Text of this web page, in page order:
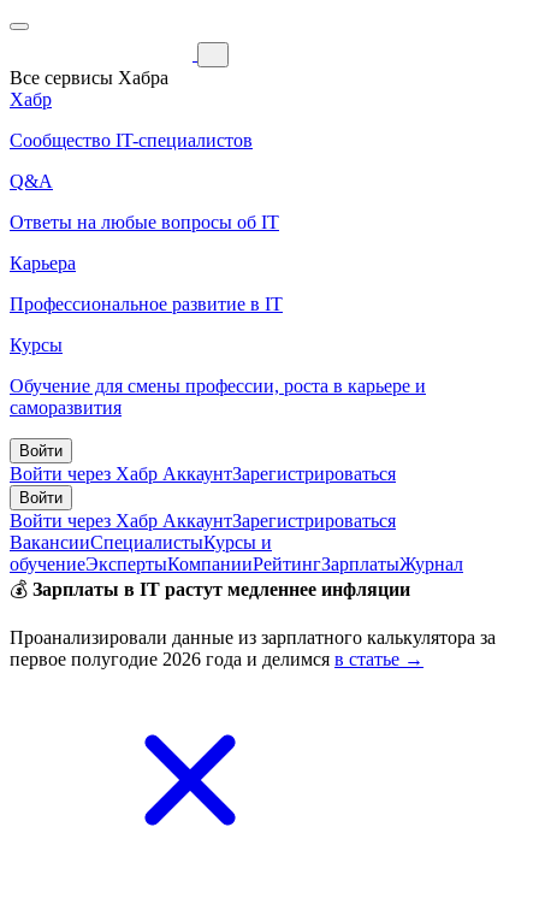
Все сервисы Хабра
Хабр
Сообщество IT-специалистов
Q&A
Ответы на любые вопросы об IT
Карьера
Профессиональное развитие в IT
Курсы
Обучение для смены профессии, роста в карьере и
саморазвития
Войти
Войти через Хабр АккаунтЗарегистрироваться
Войти
Войти через Хабр АккаунтЗарегистрироваться
ВакансииСпециалистыКурсы и
обучениеЭкспертыКомпанииРейтингЗарплатыЖурнал
💰 Зарплаты в IT растут медленнее инфляции
Проанализировали данные из зарплатного калькулятора за
первое полугодие 2026 года и делимся в статье →